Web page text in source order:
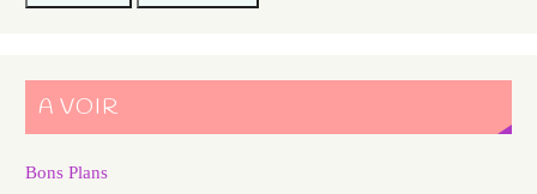
A VOIR
Bons Plans